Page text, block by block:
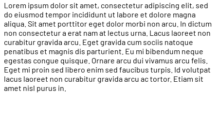
Lorem ipsum dolor sit amet, consectetur adipiscing elit, sed
do eiusmod tempor incididunt ut labore et dolore magna
aliqua. Sit amet porttitor eget dolor morbi non arcu. In dictum
non consectetur a erat nam at lectus urna. Lacus laoreet non
curabitur gravida arcu. Eget gravida cum sociis natoque
penatibus et magnis dis parturient. Eu mi bibendum neque
egestas congue quisque. Ornare arcu dui vivamus arcu felis.
Eget mi proin sed libero enim sed faucibus turpis. Id volutpat
lacus laoreet non curabitur gravida arcu ac tortor. Etiam sit
amet nisl purus in.